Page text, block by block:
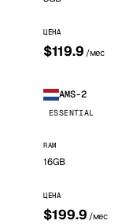
ЦЕНА
$119.9 /мес
AMS-2
ESSENTIAL
RAM
16GB
ЦЕНА
$199.9 /мес